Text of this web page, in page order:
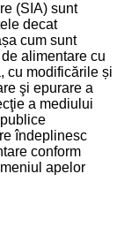
(SIA) sunt
decat
cum sunt
alimentare cu
cu modificările și
şi epurare a
a mediului
îndeplinesc
conform
apelor